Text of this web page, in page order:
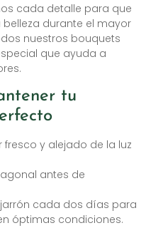
cada detalle para que
durante el mayor
nuestros bouquets
que ayuda a
tu
y alejado de la luz
antes de
cada dos días para
óptimas condiciones.